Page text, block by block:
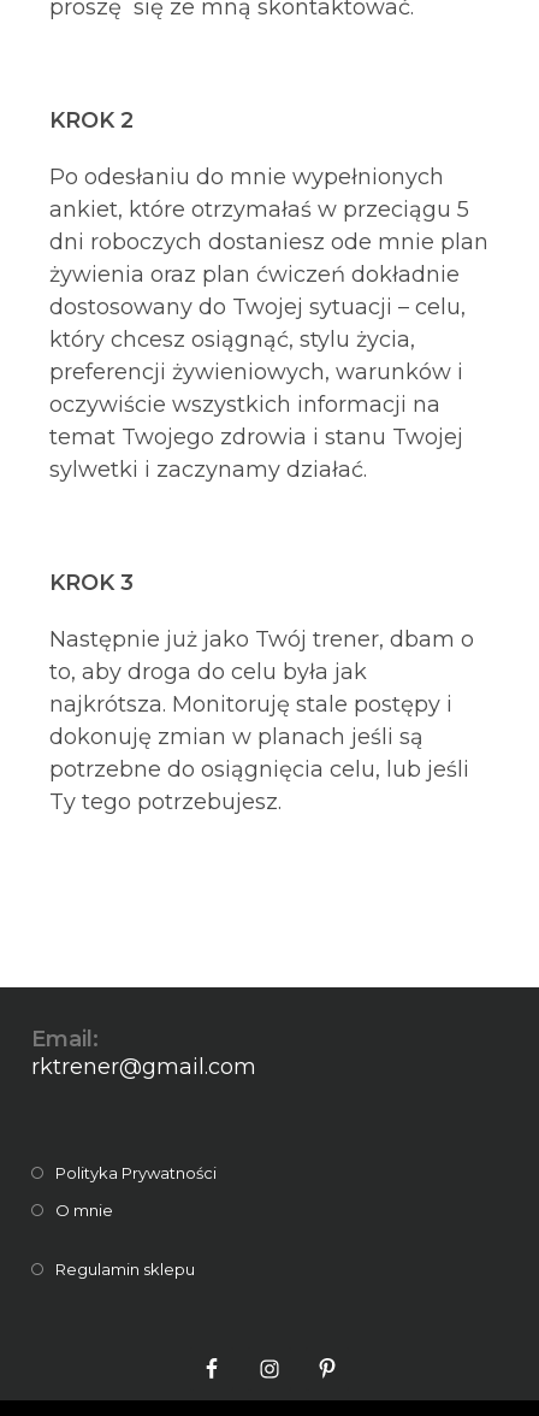
proszę się ze mną skontaktować.
KROK 2
Po odesłaniu do mnie wypełnionych
ankiet, które otrzymałaś w przeciągu 5
dni roboczych dostaniesz ode mnie plan
żywienia oraz plan ćwiczeń dokładnie
dostosowany do Twojej sytuacji – celu,
który chcesz osiągnąć, stylu życia,
preferencji żywieniowych, warunków i
oczywiście wszystkich informacji na
temat Twojego zdrowia i stanu Twojej
sylwetki i zaczynamy działać.
KROK 3
Następnie już jako Twój trener, dbam o
to, aby droga do celu była jak
najkrótsza. Monitoruję stale postępy i
dokonuję zmian w planach jeśli są
potrzebne do osiągnięcia celu, lub jeśli
Ty tego potrzebujesz.
Email:
rktrener@gmail.com
Polityka Prywatności
O mnie
Regulamin sklepu